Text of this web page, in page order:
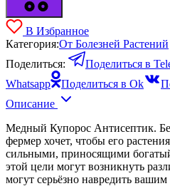
В Избранное
Категория:От Болезней Растений
Поделиться:
Поделиться в
Whatsapp
Поделиться в Ok
Описание
Медный Купорос Антисептик.
фермер хочет, чтобы его
сильными, приносящими
этой цели могут возникнуть
могут серьёзно навредить вашим